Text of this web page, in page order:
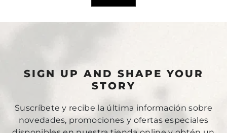
SIGN UP AND SHAPE YOUR
STORY
Suscríbete y recibe la última información sobre
novedades, promociones y ofertas especiales